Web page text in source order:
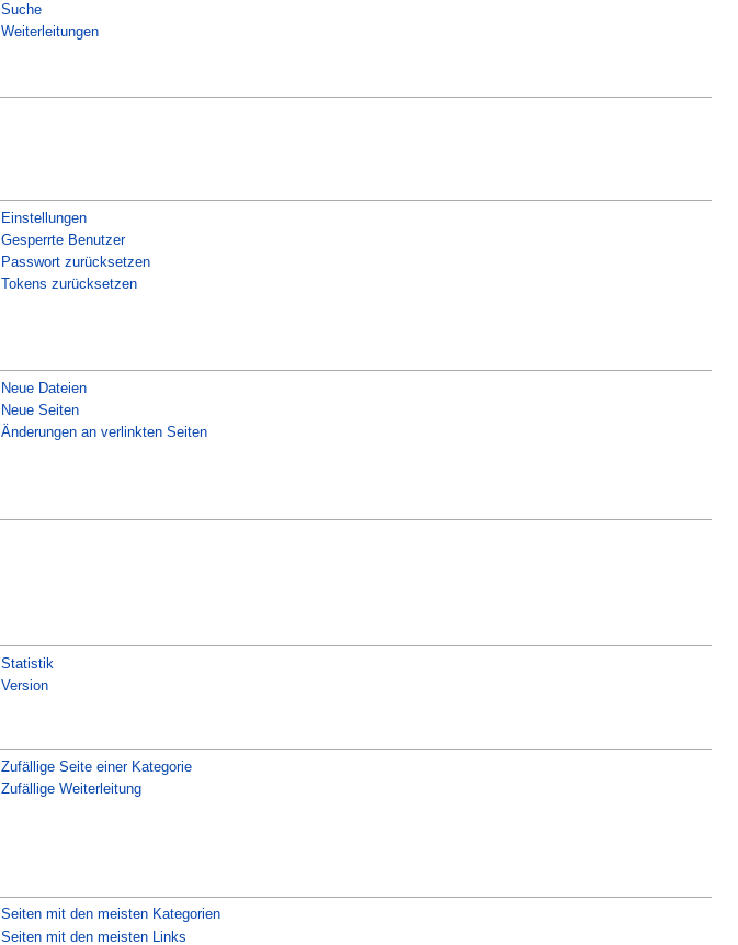
Suche
Weiterleitungen
Einstellungen
Gesperrte Benutzer
Passwort zurücksetzen
Tokens zurücksetzen
Neue Dateien
Neue Seiten
Änderungen an verlinkten Seiten
Statistik
Version
Zufällige Seite einer Kategorie
Zufällige Weiterleitung
Seiten mit den meisten Kategorien
Seiten mit den meisten Links